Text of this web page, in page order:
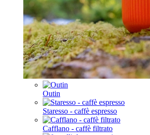
Outin
Staresso - caffè espresso
Cafflano - caffè filtrato